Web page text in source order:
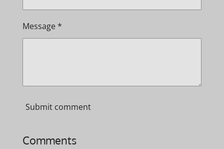
Message *
Submit comment
Comments